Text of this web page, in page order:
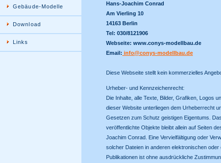
Gebäude-Modelle
Download
Links
Hans-Joachim Conrad
Am Vierling 10
14163 Berlin
Tel: 030/8121906
Webseite: www.conys-modellbau.de
Email: info@conys-modellbau.de
Diese Webseite stellt kein kommerzielles
Urheber- und Kennzeichenrecht:
Die Inhalte, alle Texte, Bilder, Grafiken, Logos
dieser Website unterliegen dem Urheberrecht
Gesetzen zum Schutz geistigen Eigentums.
veröffentlichte Objekte bleibt allein auf Seiten
Joachim Conrad. Eine Vervielfältigung oder
solcher Dateien in anderen elektronischen oder
Publikationen ist ohne ausdrückliche